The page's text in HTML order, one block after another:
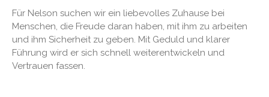
Für Nelson suchen wir ein liebevolles Zuhause bei
Menschen, die Freude daran haben, mit ihm zu arbeiten
und ihm Sicherheit zu geben. Mit Geduld und klarer
Führung wird er sich schnell weiterentwickeln und
Vertrauen fassen.